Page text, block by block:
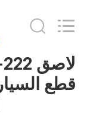
الصفحة
الرئيسية
EQUIPMENT
CO.,LTD.